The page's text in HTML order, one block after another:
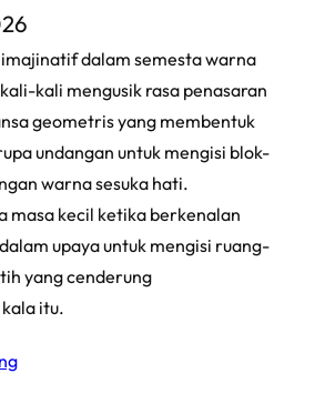
dalam semesta warna
kali mengusik rasa penasaran
geometris yang membentuk
undangan untuk mengisi blok-
warna sesuka hati.
masa kecil ketika berkenalan
upaya untuk mengisi ruang-
yang cenderung
itu.